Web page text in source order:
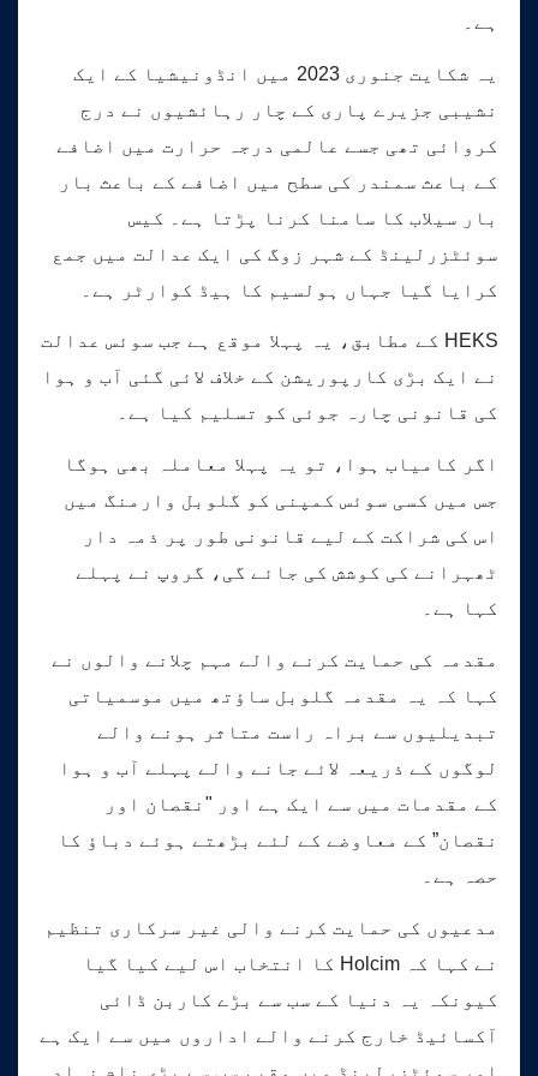
ہے۔
یہ شکایت جنوری 2023 میں انڈونیشیا کے ایک
نشیبی جزیرے پاری کے چار رہائشیوں نے درج
کروائی تھی جسے عالمی درجہ حرارت میں اضافے
کے باعث سمندر کی سطح میں اضافے کے باعث بار
بار سیلاب کا سامنا کرنا پڑتا ہے۔ کیس
سوئٹزرلینڈ کے شہر زوگ کی ایک عدالت میں جمع
کرایا گیا جہاں ہولسیم کا ہیڈ کوارٹر ہے۔
HEKS کے مطابق، یہ پہلا موقع ہے جب سوئس عدالت
نے ایک بڑی کارپوریشن کے خلاف لائی گئی آب و ہوا
کی قانونی چارہ جوئی کو تسلیم کیا ہے۔
اگر کامیاب ہوا، تو یہ پہلا معاملہ بھی ہوگا
جس میں کسی سوئس کمپنی کو گلوبل وارمنگ میں
اس کی شراکت کے لیے قانونی طور پر ذمہ دار
ٹھہرانے کی کوشش کی جائے گی، گروپ نے پہلے
کہا ہے۔
مقدمہ کی حمایت کرنے والے مہم چلانے والوں نے
کہا کہ یہ مقدمہ گلوبل ساؤتھ میں موسمیاتی
تبدیلیوں سے براہ راست متاثر ہونے والے
لوگوں کے ذریعہ لائے جانے والے پہلے آب و ہوا
کے مقدمات میں سے ایک ہے اور "نقصان اور
نقصان” کے معاوضے کے لئے بڑھتے ہوئے دباؤ کا
حصہ ہے۔
مدعیوں کی حمایت کرنے والی غیر سرکاری تنظیم
نے کہا کہ Holcim کا انتخاب اس لیے کیا گیا
کیونکہ یہ دنیا کے سب سے بڑے کاربن ڈائی
آکسائیڈ خارج کرنے والے اداروں میں سے ایک ہے
اور سوئٹزرلینڈ میں مقیم سب سے بڑی نام نہاد